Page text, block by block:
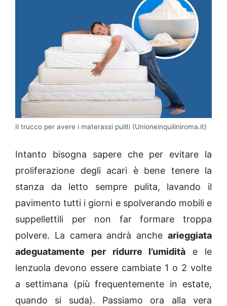
Il trucco per avere i materassi puliti (Unioneinquiliniroma.it)
Intanto bisogna sapere che per evitare la
proliferazione degli acari è bene tenere la
stanza da letto sempre pulita, lavando il
pavimento tutti i giorni e spolverando mobili e
suppellettili per non far formare troppa
polvere. La camera andrà anche arieggiata
adeguatamente per ridurre l’umidità e le
lenzuola devono essere cambiate 1 o 2 volte
a settimana (più frequentemente in estate,
quando si suda). Passiamo ora alla vera